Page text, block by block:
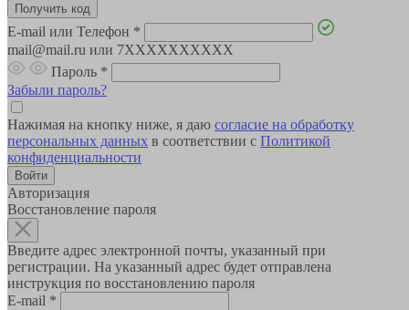
E-mail или Телефон *
mail@mail.ru или 7XXXXXXXXXX
Пароль *
Забыли пароль?
Нажимая на кнопку ниже, я даю согласие на обработку
персональных данных в соответствии с Политикой
конфиденциальности
Авторизация
Восстановление пароля
Введите адрес электронной почты, указанный при
регистрации. На указанный адрес будет отправлена
инструкция по восстановлению пароля
E-mail *